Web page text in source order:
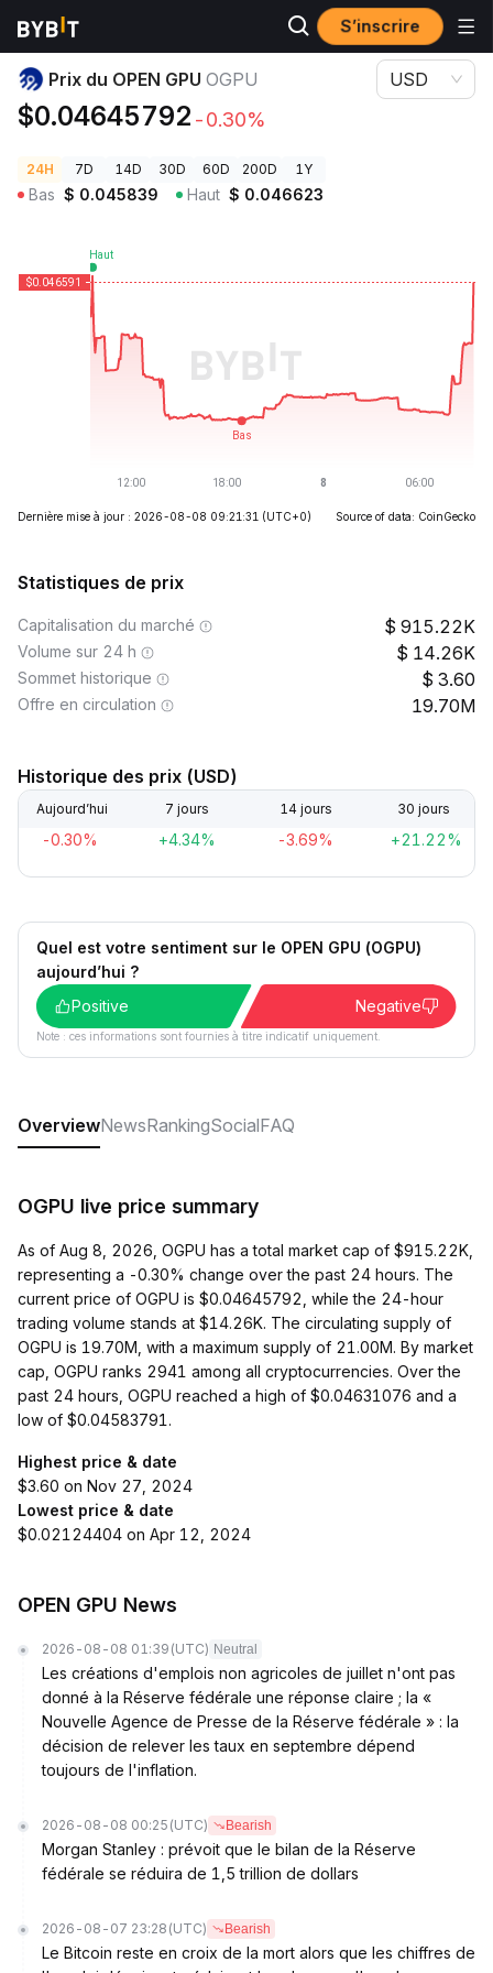
S’inscrire
Prix des cryptos Prix du OPEN GPU OGPU
Prix du OPEN GPU OGPU
$0.04645792 -0.30%
USD
24H 7D 14D 30D 60D 200D 1Y
Bas $ 0.045839 Haut $ 0.046623
Dernière mise à jour : 2026-08-08 09:21:31 (UTC+0) Source of data: CoinGecko
Statistiques de prix
Capitalisation du marché 915.22K
Volume sur 24 h 14.26K
Sommet historique 3.60
Offre en circulation 19.70M
Historique des prix (USD)
Aujourd’hui 7 jours 14 jours 30 jours
-0.30% +4.34% -3.69% +21.22%
Quel est votre sentiment sur le OPEN GPU (OGPU)
aujourd’hui ?
Positive
Negative
Note : ces informations sont fournies à titre indicatif uniquement.
OverviewNewsRankingSocialFAQ
OGPU live price summary
As of Aug 8, 2026, OGPU has a total market cap of $915.22K,
representing a -0.30% change over the past 24 hours. The
current price of OGPU is $0.04645792, while the 24-hour
trading volume stands at $14.26K. The circulating supply of
OGPU is 19.70M, with a maximum supply of 21.00M. By market
cap, OGPU ranks 2941 among all cryptocurrencies. Over the
past 24 hours, OGPU reached a high of $0.04631076 and a
low of $0.04583791.
Highest price & date
$3.60 on Nov 27, 2024
Lowest price & date
$0.02124404 on Apr 12, 2024
OPEN GPU News
2026-08-08 01:39 (UTC) Neutral
Les créations d'emplois non agricoles de juillet n'ont pas
donné à la Réserve fédérale une réponse claire ; la «
Nouvelle Agence de Presse de la Réserve fédérale » : la
décision de relever les taux en septembre dépend
toujours de l'inflation.
2026-08-08 00:25 (UTC) Bearish
Morgan Stanley : prévoit que le bilan de la Réserve
fédérale se réduira de 1,5 trillion de dollars
2026-08-07 23:28 (UTC) Bearish
Le Bitcoin reste en croix de la mort alors que les chiffres de